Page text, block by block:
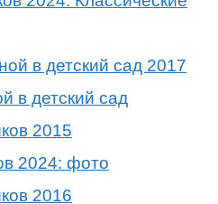
в детский сад
2024: фото